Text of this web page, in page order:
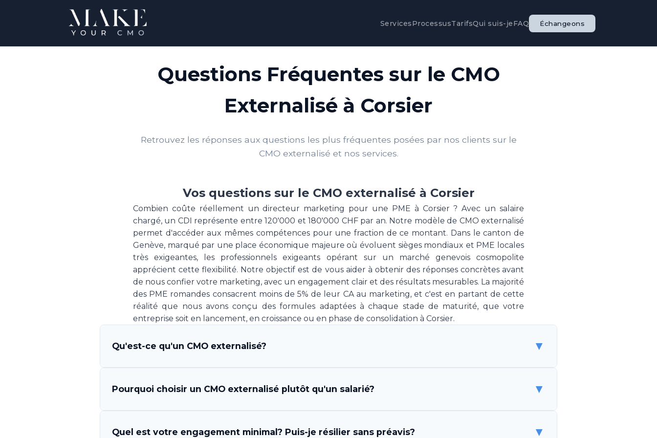
ServicesProcessusTarifsQui suis-jeFAQ Échangeons
Questions Fréquentes sur le CMO
Externalisé à Corsier
Retrouvez les réponses aux questions les plus fréquentes posées par nos clients sur le
CMO externalisé et nos services.
Vos questions sur le CMO externalisé à Corsier
Combien coûte réellement un directeur marketing pour une PME à Corsier ? Avec un salaire
chargé, un CDI représente entre 120'000 et 180'000 CHF par an. Notre modèle de CMO externalisé
permet d'accéder aux mêmes compétences pour une fraction de ce montant. Dans le canton de
Genève, marqué par une place économique majeure où évoluent sièges mondiaux et PME locales
très exigeantes, les professionnels exigeants opérant sur un marché genevois cosmopolite
apprécient cette flexibilité. Notre objectif est de vous aider à obtenir des réponses concrètes avant
de nous confier votre marketing, avec un engagement clair et des résultats mesurables. La majorité
des PME romandes consacrent moins de 5% de leur CA au marketing, et c'est en partant de cette
réalité que nous avons conçu des formules adaptées à chaque stade de maturité, que votre
entreprise soit en lancement, en croissance ou en phase de consolidation à Corsier.
Qu'est-ce qu'un CMO externalisé? ▼
Un CMO (Chief Marketing Officer) externalisé est un professionnel ou une équipe de spécialistes marketing
l'exécution des campagnes, la gestion des prestataires et l'analyse des résultats. C'est une solution flexible et
Pourquoi choisir un CMO externalisé plutôt qu'un salarié? ▼
Les avantages sont multiples. D'abord, l'économie est considérable: un CMO salarié coûte CHF 150'000-
Quel est votre engagement minimal? Puis-je résilier sans préavis? ▼